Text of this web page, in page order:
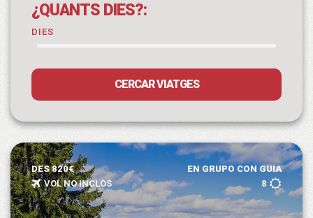
¿QUANTS DIES?:
DIES
CERCAR VIATGES
DES 820€
EN GRUPO CON GUIA
VOL NO INCLÒS
8